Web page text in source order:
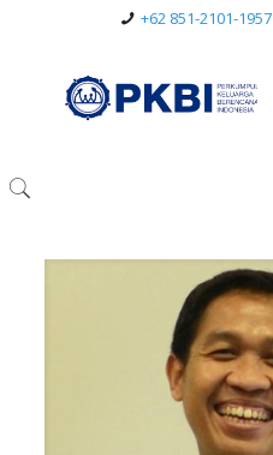
+62 851-2101-1957